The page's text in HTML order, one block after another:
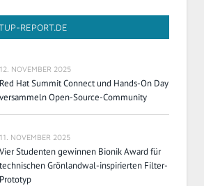
REPORT.DE
12. NOVEMBER 2025
Red Hat Summit Connect und Hands-On Day
versammeln Open-Source-Community
11. NOVEMBER 2025
Vier Studenten gewinnen Bionik Award für
technischen Grönlandwal-inspirierten Filter-
Prototyp